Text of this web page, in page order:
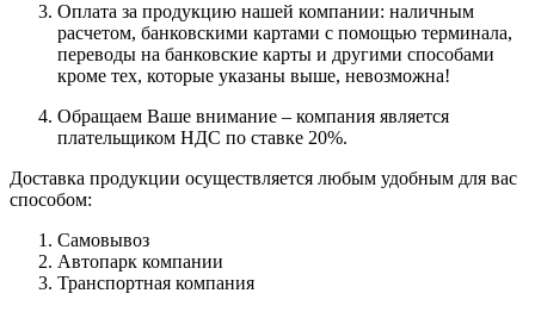
Оплата за продукцию нашей компании: наличным
расчетом, банковскими картами с помощью терминала,
переводы на банковские карты и другими способами
кроме тех, которые указаны выше, невозможна!
Обращаем Ваше внимание – компания является
плательщиком НДС по ставке 20%.
Доставка продукции осуществляется любым удобным для вас
способом:
Самовывоз
Автопарк компании
Транспортная компания